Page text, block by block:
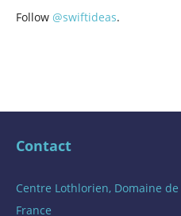
Follow @swiftideas.
Contact
Centre Lothlorien, Domaine
France